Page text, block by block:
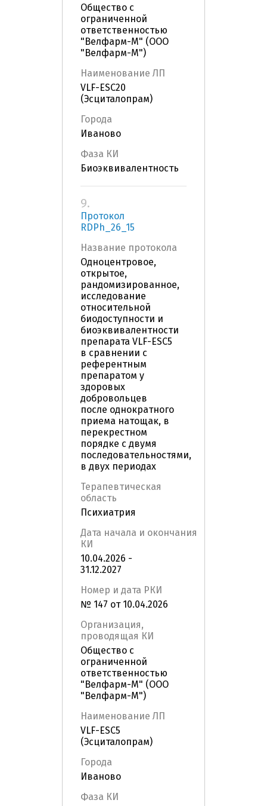
Общество с
ограниченной
ответственностью
"Велфарм-М" (ООО
"Велфарм-М")
Наименование ЛП
VLF-ESC20
(Эсциталопрам)
Города
Иваново
Фаза КИ
Биоэквивалентность
9.
Протокол
RDPh_26_15
Название протокола
Одноцентровое,
открытое,
рандомизированное,
исследование
относительной
биодоступности и
биоэквивалентности
препарата VLF-ESC5
в сравнении с
референтным
препаратом у
здоровых
добровольцев
после однократного
приема натощак, в
перекрестном
порядке с двумя
последовательностями,
в двух периодах
Терапевтическая
область
Психиатрия
Дата начала и окончания
КИ
10.04.2026 -
31.12.2027
Номер и дата РКИ
№ 147 от 10.04.2026
Организация,
проводящая КИ
Общество с
ограниченной
ответственностью
"Велфарм-М" (ООО
"Велфарм-М")
Наименование ЛП
VLF-ESC5
(Эсциталопрам)
Города
Иваново
Фаза КИ